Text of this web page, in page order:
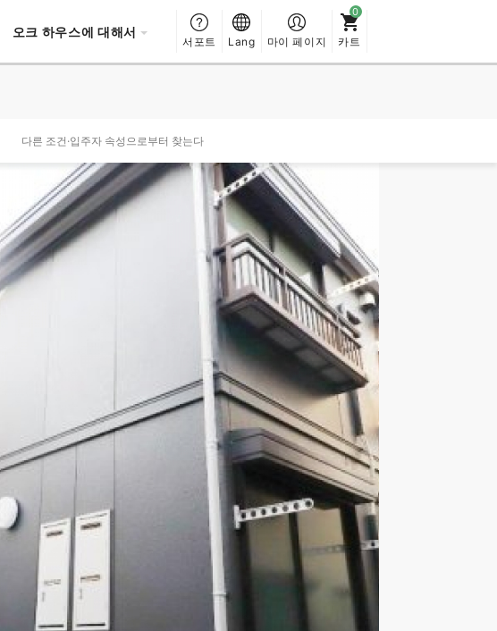
오크 하우스에 대해서
서포트 Lang 마이 페이지 카트
다른 조건·입주자 속성으로부터 찾는다